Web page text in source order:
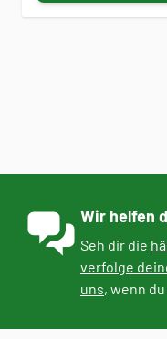
Wir helfen
Seh dir die
verfolge
uns, wenn